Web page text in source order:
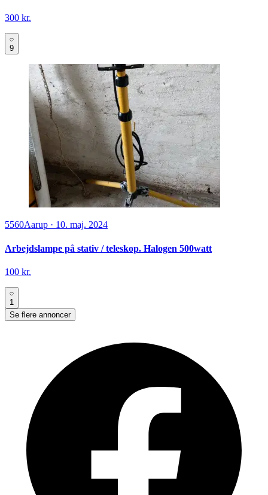
300 kr.
9
5560Aarup · 10. maj. 2024
Arbejdslampe på stativ / teleskop. Halogen 500watt
100 kr.
1
Se flere annoncer